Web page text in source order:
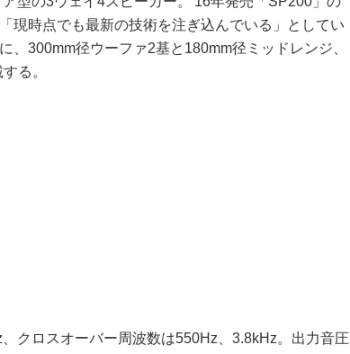
現時点でも最新の技術を注ぎ込んでいる」としてい
、300mm径ウーファ2基と180mm径ミッドレンジ、
る。
クロスオーバー周波数は550Hz、3.8kHz。出力音圧